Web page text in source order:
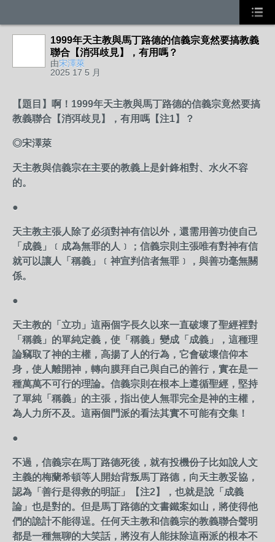
1999年天主教與馬丁路德的信義宗竟然要搞教義
聯合【消弭歧見】，有用嗎？
由宋澤萊
2025 17 5 月
【題目】啊！1999年天主教與馬丁路德的信義宗竟然要搞
教義聯合【消弭歧見】，有用嗎【注1】？
◎宋澤萊
天主教與信義宗在主要的教義上是針鋒相對、水火不容
的。
●
天主教主張人除了必須對神有信以外，還需用善功使自己
「成義」﹝成為無罪的人﹞；信義宗則主張唯有對神有信
就可以讓人「稱義」﹝神宣判信者無罪﹞，與善功毫無關
係。
●
天主教的「立功」這兩個字長久以來一直破壞了聖經裡對
「稱義」的單純定義，使「稱義」變成「成義」，這種理
論竊取了神的主權，高揚了人的行為，它會破壞信仰本
身，使人離開神，轉向膜拜自己與自己的善行，實在是一
種萬萬不可行的理論。信義宗則在根本上遵循聖經，堅持
了單純「稱義」的主張，指出使人無罪完全是神的主權，
為人力所不及。這兩個門派的看法其實不可能有交集！
●
不過，信義宗在馬丁路德死後，就有投機份子比如說人文
主義的梅蘭希頓等人開始背叛馬丁路德，向天主教妥協，
認為「善行是得救的明証」【注2】，也就是說「成義
論」也是對的。但是馬丁路德的文書鐵案如山，將使得他
們的詭計不能得逞。任何天主教和信義宗的教義聯合聲明
都是一種無聊的大笑話，將沒有人能抹除這兩派的根本不